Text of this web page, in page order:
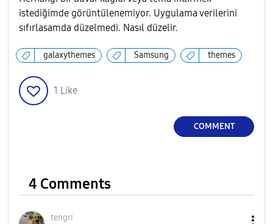
istediğimde görüntülenemiyor. Uygulama verilerini
sıfırlasamda düzelmedi. Nasıl düzelir.
galaxythemes Samsung themes
1 Like
COMMENT
4 Comments
tengri